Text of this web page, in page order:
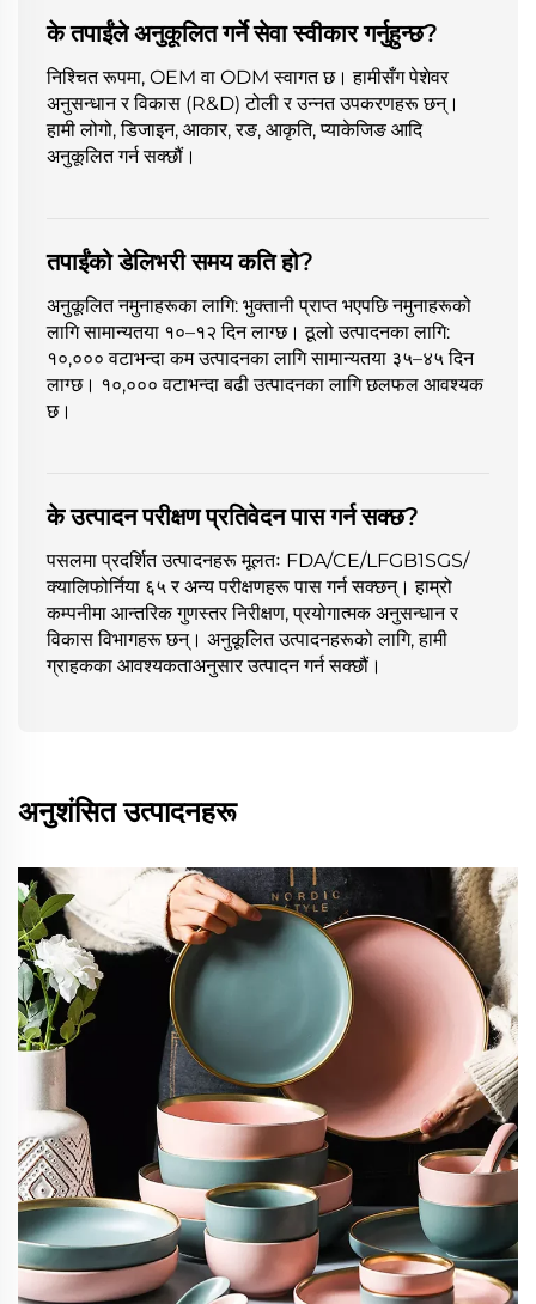
के तपाईंले अनुकूलित गर्ने सेवा स्वीकार गर्नुहुन्छ?
निश्चित रूपमा, OEM वा ODM स्वागत छ। हामीसँग पेशेवर
अनुसन्धान र विकास (R&D) टोली र उन्नत उपकरणहरू छन्।
हामी लोगो, डिजाइन, आकार, रङ, आकृति, प्याकेजिङ आदि
अनुकूलित गर्न सक्छौं।
तपाईंको डेलिभरी समय कति हो?
अनुकूलित नमुनाहरूका लागि: भुक्तानी प्राप्त भएपछि नमुनाहरूको
लागि सामान्यतया १०–१२ दिन लाग्छ। ठूलो उत्पादनका लागि:
१०,००० वटाभन्दा कम उत्पादनका लागि सामान्यतया ३५–४५ दिन
लाग्छ। १०,००० वटाभन्दा बढी उत्पादनका लागि छलफल आवश्यक
छ।
के उत्पादन परीक्षण प्रतिवेदन पास गर्न सक्छ?
पसलमा प्रदर्शित उत्पादनहरू मूलतः FDA/CE/LFGB1SGS/
क्यालिफोर्निया ६५ र अन्य परीक्षणहरू पास गर्न सक्छन्। हाम्रो
कम्पनीमा आन्तरिक गुणस्तर निरीक्षण, प्रयोगात्मक अनुसन्धान र
विकास विभागहरू छन्। अनुकूलित उत्पादनहरूको लागि, हामी
ग्राहकका आवश्यकताअनुसार उत्पादन गर्न सक्छौं।
अनुशंसित उत्पादनहरू